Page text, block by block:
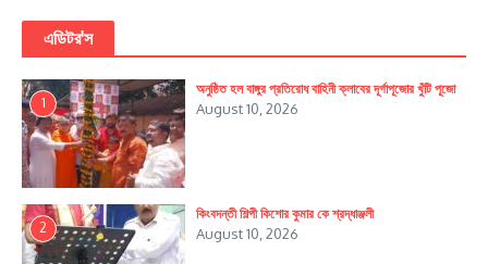
এডিটর'স
1
অনুষ্ঠিত হল বাঙ্গুর প্রতিরোধ বাহিনী ক্লাবের দূর্গাপূজোর খুঁটি পূজো
August 10, 2026
2
কিংবদন্তী শিল্পী কিশোর কুমার কে শ্রদ্ধাঞ্জলী
August 10, 2026